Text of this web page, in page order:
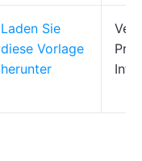
Laden Sie
diese Vorlage
herunter